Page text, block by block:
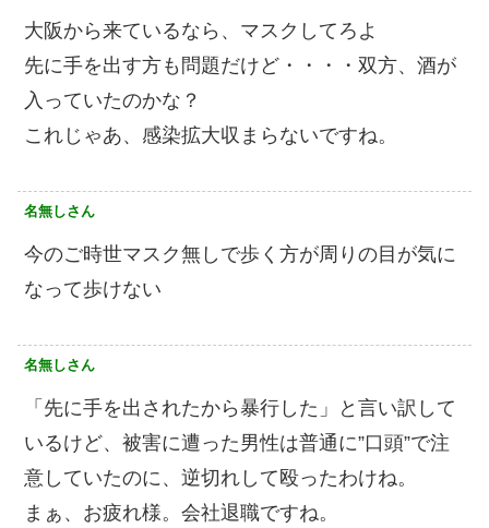
大阪から来ているなら、マスクしてろよ
先に手を出す方も問題だけど・・・・双方、酒が
入っていたのかな？
これじゃあ、感染拡大収まらないですね。
名無しさん
今のご時世マスク無しで歩く方が周りの目が気に
なって歩けない
名無しさん
「先に手を出されたから暴行した」と言い訳して
いるけど、被害に遭った男性は普通に”口頭”で注
意していたのに、逆切れして殴ったわけね。
まぁ、お疲れ様。会社退職ですね。